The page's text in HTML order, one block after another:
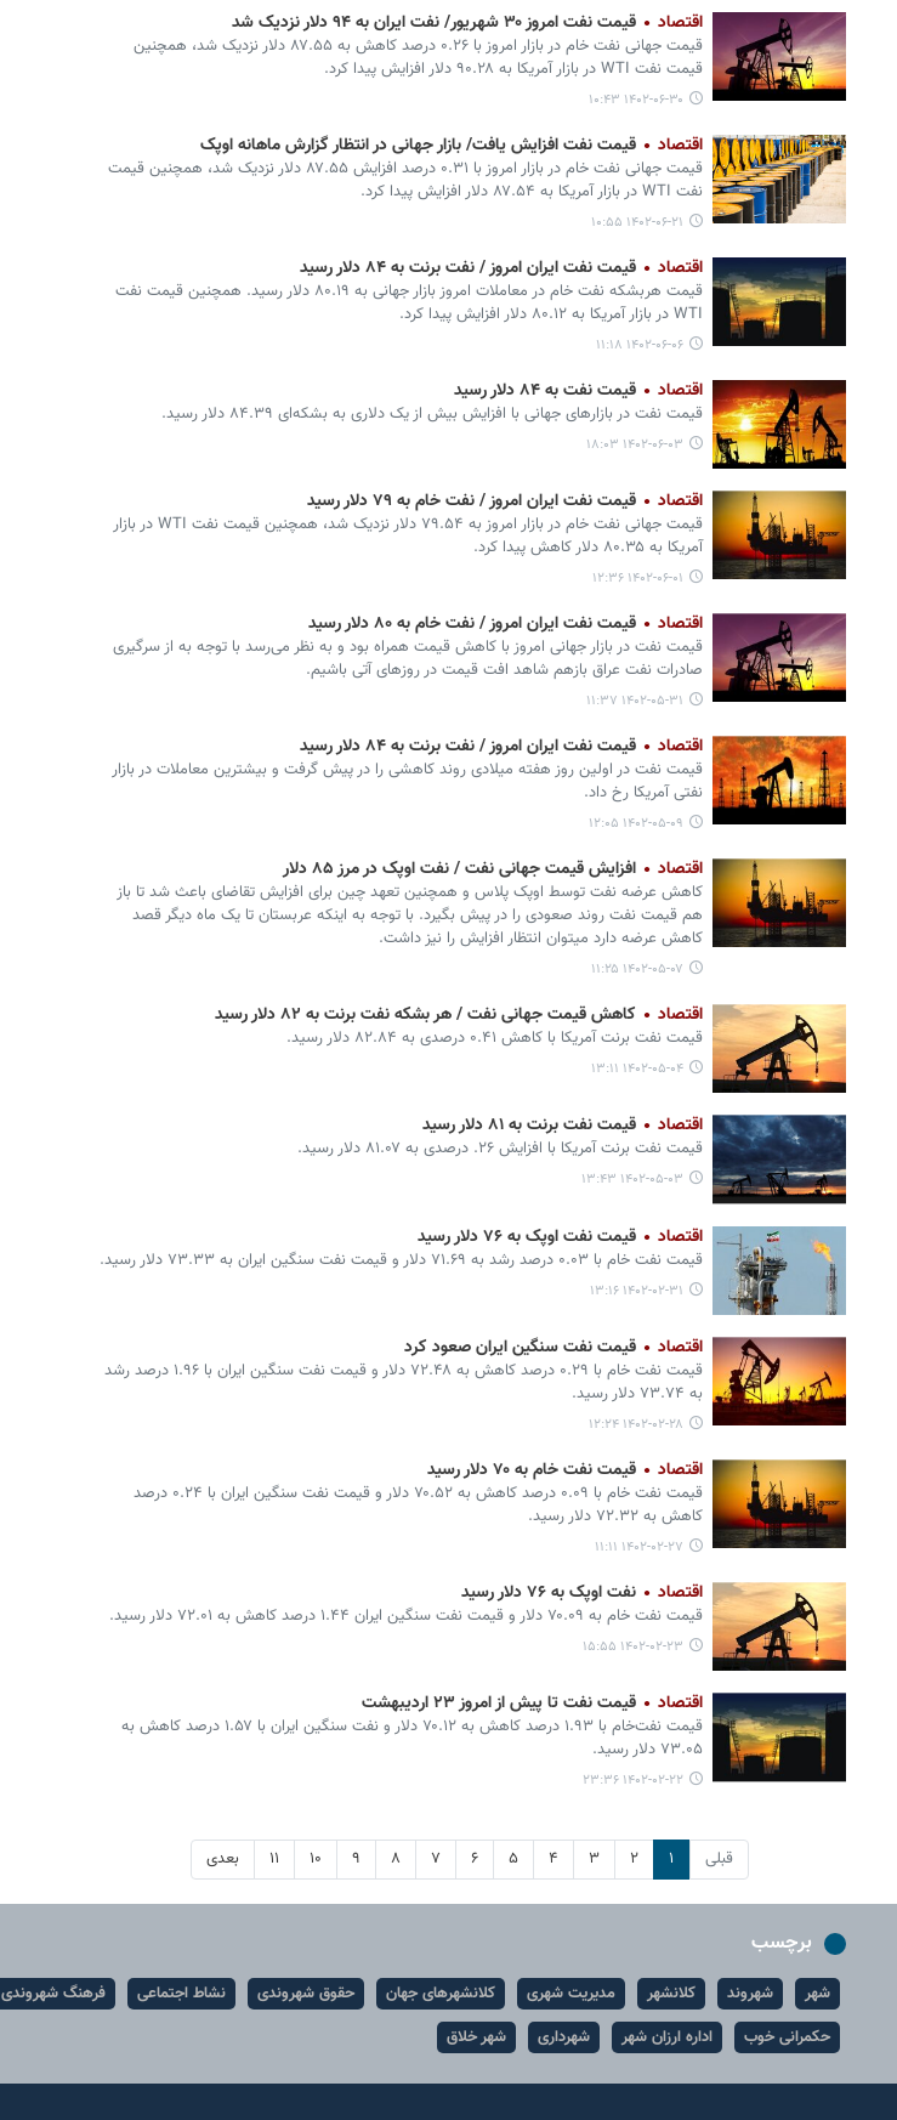
اقتصاد قیمت نفت امروز ۳۰ شهریور/ نفت ایران به ۹۴ دلار نزدیک شد
قیمت جهانی نفت خام در بازار امروز با ۰.۲۶ درصد کاهش به ۸۷.۵۵ دلار نزدیک شد، همچنین
قیمت نفت WTI در بازار آمریکا به ۹۰.۲۸ دلار افزایش پیدا کرد.
۱۴۰۲-۰۶-۳۰ ۱۰:۴۳
اقتصاد قیمت نفت افزایش یافت/ بازار جهانی در انتظار گزارش ماهانه اوپک
قیمت جهانی نفت خام در بازار امروز با ۰.۳۱ درصد افزایش ۸۷.۵۵ دلار نزدیک شد، همچنین قیمت
نفت WTI در بازار آمریکا به ۸۷.۵۴ دلار افزایش پیدا کرد.
۱۴۰۲-۰۶-۲۱ ۱۰:۵۵
اقتصاد قیمت نفت ایران امروز / نفت برنت به ۸۴ دلار رسید
قیمت هربشکه نفت خام در معاملات امروز بازار جهانی به ۸۰.۱۹ دلار رسید. همچنین قیمت نفت
WTI در بازار آمریکا به ۸۰.۱۲ دلار افزایش پیدا کرد.
۱۴۰۲-۰۶-۰۶ ۱۱:۱۸
اقتصاد قیمت نفت به ۸۴ دلار رسید
قیمت نفت در بازارهای جهانی با افزایش بیش از یک دلاری به بشکه‌ای ۸۴.۳۹ دلار رسید.
۱۴۰۲-۰۶-۰۳ ۱۸:۰۳
اقتصاد قیمت نفت ایران امروز / نفت خام به ۷۹ دلار رسید
قیمت جهانی نفت خام در بازار امروز به ۷۹.۵۴ دلار نزدیک شد، همچنین قیمت نفت WTI در بازار
آمریکا به ۸۰.۳۵ دلار کاهش پیدا کرد.
۱۴۰۲-۰۶-۰۱ ۱۲:۳۶
اقتصاد قیمت نفت ایران امروز / نفت خام به ۸۰ دلار رسید
قیمت نفت در بازار جهانی امروز با کاهش قیمت همراه بود و به نظر می‌رسد با توجه به از سرگیری
صادرات نفت عراق بازهم شاهد افت قیمت در روزهای آتی باشیم.
۱۴۰۲-۰۵-۳۱ ۱۱:۳۷
اقتصاد قیمت نفت ایران امروز / نفت برنت به ۸۴ دلار رسید
قیمت نفت در اولین روز هفته میلادی روند کاهشی را در پیش گرفت و بیشترین معاملات در بازار
نفتی آمریکا رخ داد.
۱۴۰۲-۰۵-۰۹ ۱۲:۰۵
اقتصاد افزایش قیمت جهانی نفت / نفت اوپک در مرز ۸۵ دلار
کاهش عرضه نفت توسط اوپک پلاس و همچنین تعهد چین برای افزایش تقاضای باعث شد تا باز
هم قیمت نفت روند صعودی را در پیش بگیرد. با توجه به اینکه عربستان تا یک ماه دیگر قصد
کاهش عرضه دارد میتوان انتظار افزایش را نیز داشت.
۱۴۰۲-۰۵-۰۷ ۱۱:۲۵
اقتصاد کاهش قیمت جهانی نفت / هر بشکه نفت برنت به ۸۲ دلار رسید
قیمت نفت برنت آمریکا با کاهش ۰.۴۱ درصدی به ۸۲.۸۴ دلار رسید.
۱۴۰۲-۰۵-۰۴ ۱۳:۱۱
اقتصاد قیمت نفت برنت به ۸۱ دلار رسید
قیمت نفت برنت آمریکا با افزایش ۲۶. درصدی به ۸۱.۰۷ دلار رسید.
۱۴۰۲-۰۵-۰۳ ۱۳:۴۳
اقتصاد قیمت نفت اوپک به ۷۶ دلار رسید
قیمت نفت خام با ۰.۰۳ درصد رشد به ۷۱.۶۹ دلار و قیمت نفت سنگین ایران به ۷۳.۳۳ دلار رسید.‌
۱۴۰۲-۰۲-۳۱ ۱۳:۱۶
اقتصاد قیمت نفت سنگین ایران صعود کرد
قیمت نفت خام با ۰.۲۹ درصد کاهش به ۷۲.۴۸ دلار و قیمت نفت سنگین ایران با ۱.۹۶ درصد رشد
به ۷۳.۷۴ دلار رسید.‌
۱۴۰۲-۰۲-۲۸ ۱۲:۲۴
اقتصاد قیمت نفت خام به ۷۰ دلار رسید
قیمت نفت خام با ۰.۰۹ درصد کاهش به ۷۰.۵۲ دلار و قیمت نفت سنگین ایران با ۰.۲۴ درصد
کاهش به ۷۲.۳۲ دلار رسید.‌
۱۴۰۲-۰۲-۲۷ ۱۱:۱۱
اقتصاد نفت اوپک به ۷۶ دلار رسید
قیمت نفت خام به ۷۰.۰۹ دلار و قیمت نفت سنگین ایران ۱.۴۴ درصد کاهش به ۷۲.۰۱ دلار رسید.‌
۱۴۰۲-۰۲-۲۳ ۱۵:۵۵
اقتصاد قیمت نفت تا پیش از امروز ۲۳ اردیبهشت
قیمت نفت‌خام با ۱.۹۳ درصد کاهش به ۷۰.۱۲ دلار و نفت سنگین ایران با ۱.۵۷ درصد کاهش به
۷۳.۰۵ دلار رسید.‌
۱۴۰۲-۰۲-۲۲ ۲۳:۳۶
قبلی ۱ ۲ ۳ ۴ ۵ ۶ ۷ ۸ ۹ ۱۰ ۱۱ بعدی
برچسب
شهر شهروند کلانشهر مدیریت شهری کلانشهرهای جهان حقوق شهروندی نشاط اجتماعی فرهنگ شهروندی
حکمرانی خوب
اداره ارزان شهر شهرداری شهر خلاق